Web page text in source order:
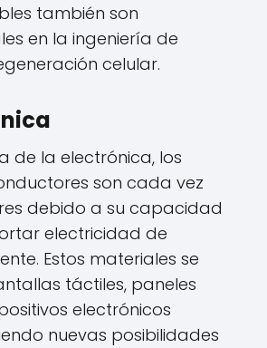
también son
en la ingeniería de
celular.
de la electrónica, los
son cada vez
debido a su capacidad
electricidad de
Estos materiales se
táctiles, paneles
electrónicos
nuevas posibilidades